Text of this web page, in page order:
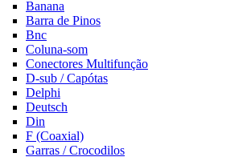
Banana
Barra de Pinos
Bnc
Coluna-som
Conectores Multifunção
D-sub / Capótas
Delphi
Deutsch
Din
F (Coaxial)
Garras / Crocodilos